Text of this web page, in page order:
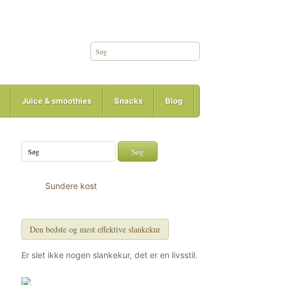
Juice & smoothies Snacks Blog
Sundere kost
Den bedste og mest effektive slankekur
Er slet ikke nogen slankekur, det er en livsstil.